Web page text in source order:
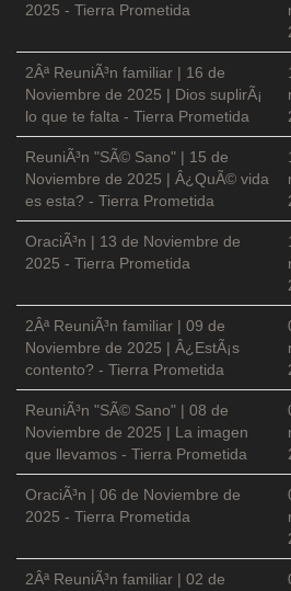
2025 - Tierra Prometida
2Âª ReuniÃ³n familiar | 16 de
Noviembre de 2025 | Dios suplirÃ¡
lo que te falta - Tierra Prometida
ReuniÃ³n "SÃ© Sano" | 15 de
Noviembre de 2025 | Â¿QuÃ© vida
es esta? - Tierra Prometida
OraciÃ³n | 13 de Noviembre de
2025 - Tierra Prometida
2Âª ReuniÃ³n familiar | 09 de
Noviembre de 2025 | Â¿EstÃ¡s
contento? - Tierra Prometida
ReuniÃ³n "SÃ© Sano" | 08 de
Noviembre de 2025 | La imagen
que llevamos - Tierra Prometida
OraciÃ³n | 06 de Noviembre de
2025 - Tierra Prometida
2Âª ReuniÃ³n familiar | 02 de